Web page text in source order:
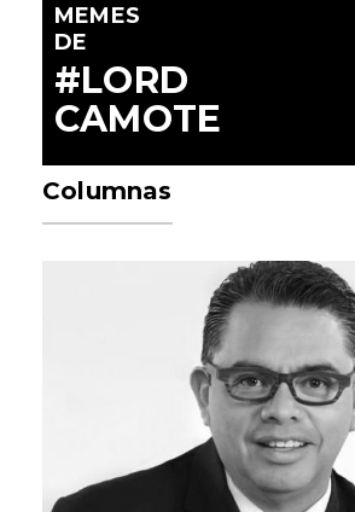
MEMES
DE
#LORD
CAMOTE
Columnas